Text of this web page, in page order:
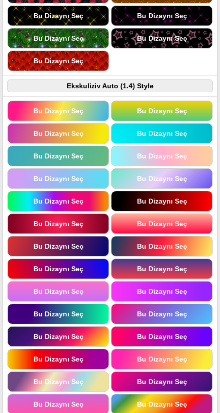
Bu Dizaynı Seç Bu Dizaynı Seç
Bu Dizaynı Seç Bu Dizaynı Seç
Bu Dizaynı Seç
Ekskuliziv Auto (1.4) Style
Bu Dizaynı Seç Bu Dizaynı Seç
Bu Dizaynı Seç Bu Dizaynı Seç
Bu Dizaynı Seç Bu Dizaynı Seç
Bu Dizaynı Seç Bu Dizaynı Seç
Bu Dizaynı Seç Bu Dizaynı Seç
Bu Dizaynı Seç Bu Dizaynı Seç
Bu Dizaynı Seç Bu Dizaynı Seç
Bu Dizaynı Seç Bu Dizaynı Seç
Bu Dizaynı Seç Bu Dizaynı Seç
Bu Dizaynı Seç Bu Dizaynı Seç
Bu Dizaynı Seç Bu Dizaynı Seç
Bu Dizaynı Seç Bu Dizaynı Seç
Bu Dizaynı Seç Bu Dizaynı Seç
Bu Dizaynı Seç Bu Dizaynı Seç